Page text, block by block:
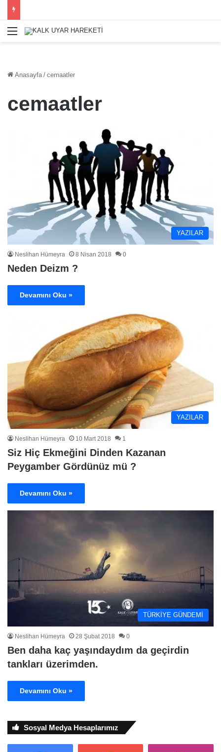
Menü
Anasayfa / cemaatler
cemaatler
YAZILAR
Neslihan Hümeyra 8 Nisan 2018 0
Neden Deizm ?
Devamını Oku »
YAZILAR
Neslihan Hümeyra 10 Mart 2018 1
Siz Hiç Ekmeğini Dinden Kazanan
Peygamber Gördünüz mü ?
Devamını Oku »
TÜRKİYE GÜNDEMİ
Neslihan Hümeyra 28 Şubat 2018 0
Ben daha kaç yaşındaydım da geçirdin
tankları üzerimden.
Devamını Oku »
Sosyal Medya Hesaplarımız